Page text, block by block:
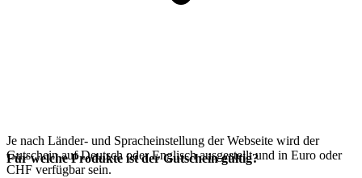
Je nach Länder- und Spracheinstellung der Webseite wird der
Gutschein auf Deutsch oder Englisch ausgestellt und in Euro oder
CHF verfügbar sein.
Für welche Produkte ist der Gutschein gültig?